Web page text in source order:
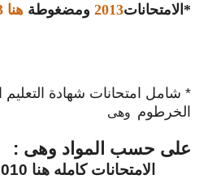
*الامتحانات2013 ومضغوطة هنا 2013 الشمالية
الخرطوم وهى
على حسب المواد وهى :
الامتحانات كامله هنا 2010: